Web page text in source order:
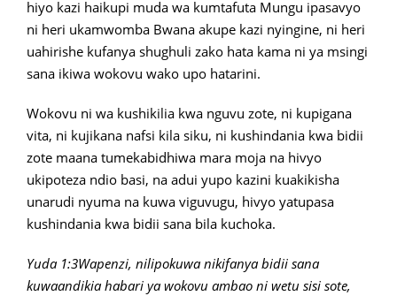
hiyo kazi haikupi muda wa kumtafuta Mungu ipasavyo
ni heri ukamwomba Bwana akupe kazi nyingine, ni heri
uahirishe kufanya shughuli zako hata kama ni ya msingi
sana ikiwa wokovu wako upo hatarini.
Wokovu ni wa kushikilia kwa nguvu zote, ni kupigana
vita, ni kujikana nafsi kila siku, ni kushindania kwa bidii
zote maana tumekabidhiwa mara moja na hivyo
ukipoteza ndio basi, na adui yupo kazini kuakikisha
unarudi nyuma na kuwa viguvugu, hivyo yatupasa
kushindania kwa bidii sana bila kuchoka.
Yuda 1:3Wapenzi, nilipokuwa nikifanya bidii sana
kuwaandikia habari ya wokovu ambao ni wetu sisi sote,